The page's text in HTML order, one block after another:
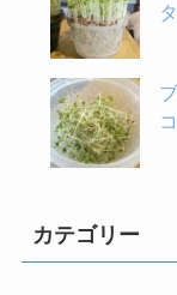
カテゴリー